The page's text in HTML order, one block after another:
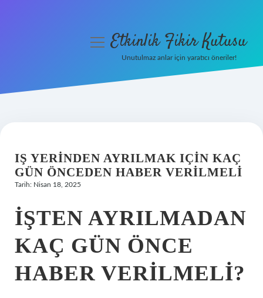
Hakkımızda
menüyüEtkinlik Fikir Kutusu
Unutulmaz anlar için yaratıcı öneriler!
IŞ YERINDEN AYRILMAK IÇIN KAÇ
GÜN ÖNCEDEN HABER VERILMELI
Tarih: Nisan 18, 2025
İŞTEN AYRILMADAN
KAÇ GÜN ÖNCE
HABER VERILMELI?